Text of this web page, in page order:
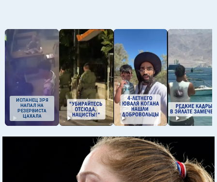
ИСПАНЕЦ ЗРЯ
НАПАЛ НА
РЕЗЕРВИСТА
ЦАХАЛА